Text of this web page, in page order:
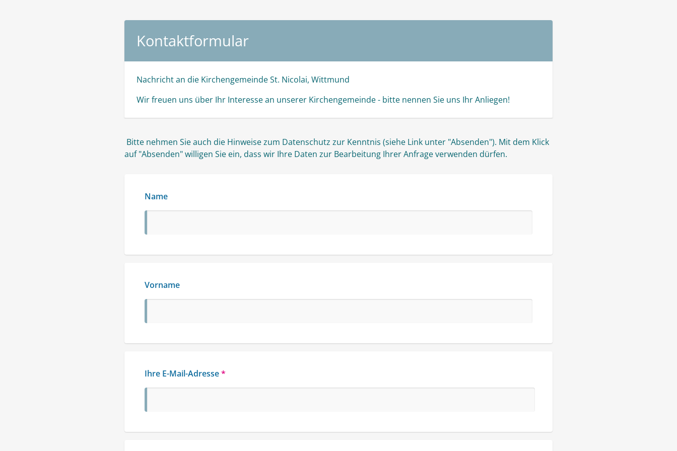
Kontaktformular
Nachricht an die Kirchengemeinde St. Nicolai, Wittmund
Wir freuen uns über Ihr Interesse an unserer Kirchengemeinde - bitte nennen Sie uns Ihr Anliegen!
auf "Absenden" willigen Sie ein, dass wir Ihre Daten zur Bearbeitung Ihrer Anfrage verwenden dürfen.
Name
Vorname
Ihre E-Mail-Adresse*